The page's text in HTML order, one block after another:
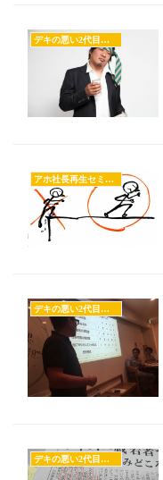
デキの悪い2代目社長候補
アホ社長再生セミナーの様子
デキの悪い2代目社長候補
デキの悪い2代目社長候補